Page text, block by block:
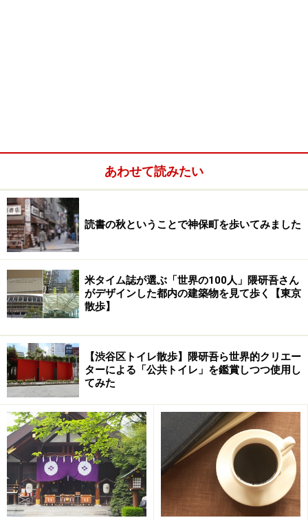
あわせて読みたい
読書の秋ということで神保町を歩いてみました
米タイム誌が選ぶ「世界の100人」隈研吾さん
がデザインした都内の建築物を見て歩く【東京
散歩】
【渋谷区トイレ散歩】隈研吾ら世界的クリエー
ターによる「公共トイレ」を鑑賞しつつ使用し
てみた